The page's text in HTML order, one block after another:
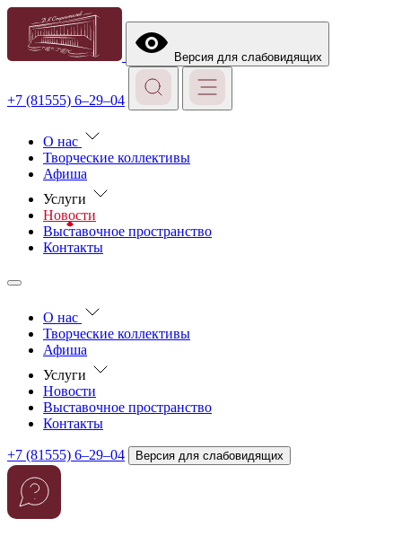
Версия для слабовидящих
+7 (81555) 6–29–04
О нас
Творческие коллективы
Афиша
Услуги
Новости
Выставочное пространство
Контакты
О нас
Творческие коллективы
Афиша
Услуги
Новости
Выставочное пространство
Контакты
+7 (81555) 6–29–04 Версия для слабовидящих